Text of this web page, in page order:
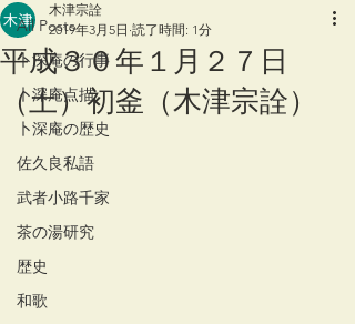
All Posts
卜深庵の行事
卜深庵点描
卜深庵の歴史
佐久良私語
武者小路千家
茶の湯研究
歴史
和歌
平成３０年１月２７日
（土）初釜（木津宗詮）
木津宗詮
2019年3月5日 読了時間: 1分